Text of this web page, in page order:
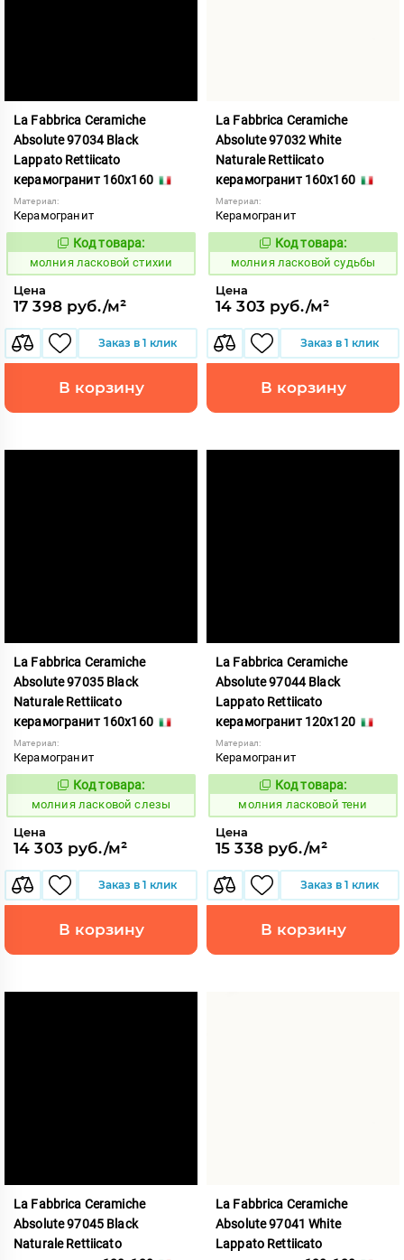
La Fabbrica Ceramiche
Absolute 97034 Black
Lappato Rettiicato
керамогранит 160x160
Материал:
Керамогранит
1005348
Код товара:
молния ласковой стихии
Цена
17 398 руб./м²
Заказ в 1 клик
В корзину
La Fabbrica Ceramiche
Absolute 97032 White
Naturale Rettiicato
керамогранит 160x160
Материал:
Керамогранит
1005349
Код товара:
молния ласковой судьбы
Цена
14 303 руб./м²
Заказ в 1 клик
В корзину
La Fabbrica Ceramiche
Absolute 97035 Black
Naturale Rettiicato
керамогранит 160x160
Материал:
Керамогранит
1005346
Код товара:
молния ласковой слезы
Цена
14 303 руб./м²
Заказ в 1 клик
В корзину
La Fabbrica Ceramiche
Absolute 97044 Black
Lappato Rettiicato
керамогранит 120x120
Материал:
Керамогранит
1005353
Код товара:
молния ласковой тени
Цена
15 338 руб./м²
Заказ в 1 клик
В корзину
La Fabbrica Ceramiche
Absolute 97045 Black
Naturale Rettiicato
La Fabbrica Ceramiche
Absolute 97041 White
Lappato Rettiicato